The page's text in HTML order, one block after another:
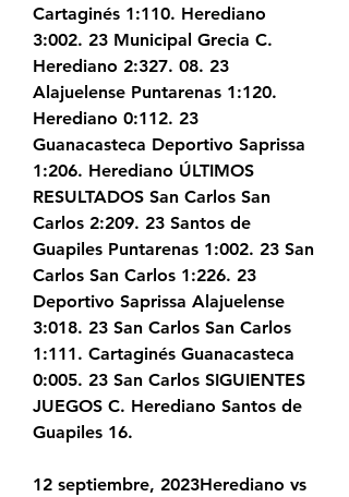
Cartaginés 1:110. Herediano
3:002. 23 Municipal Grecia C.
Herediano 2:327. 08. 23
Alajuelense Puntarenas 1:120.
Herediano 0:112. 23
Guanacasteca Deportivo Saprissa
1:206. Herediano ÚLTIMOS
RESULTADOS San Carlos San
Carlos 2:209. 23 Santos de
Guapiles Puntarenas 1:002. 23 San
Carlos San Carlos 1:226. 23
Deportivo Saprissa Alajuelense
3:018. 23 San Carlos San Carlos
1:111. Cartaginés Guanacasteca
0:005. 23 San Carlos SIGUIENTES
JUEGOS C. Herediano Santos de
Guapiles 16.
12 septiembre, 2023Herediano vs